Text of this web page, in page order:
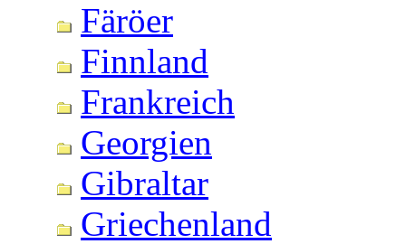
Färöer
Finnland
Frankreich
Georgien
Gibraltar
Griechenland